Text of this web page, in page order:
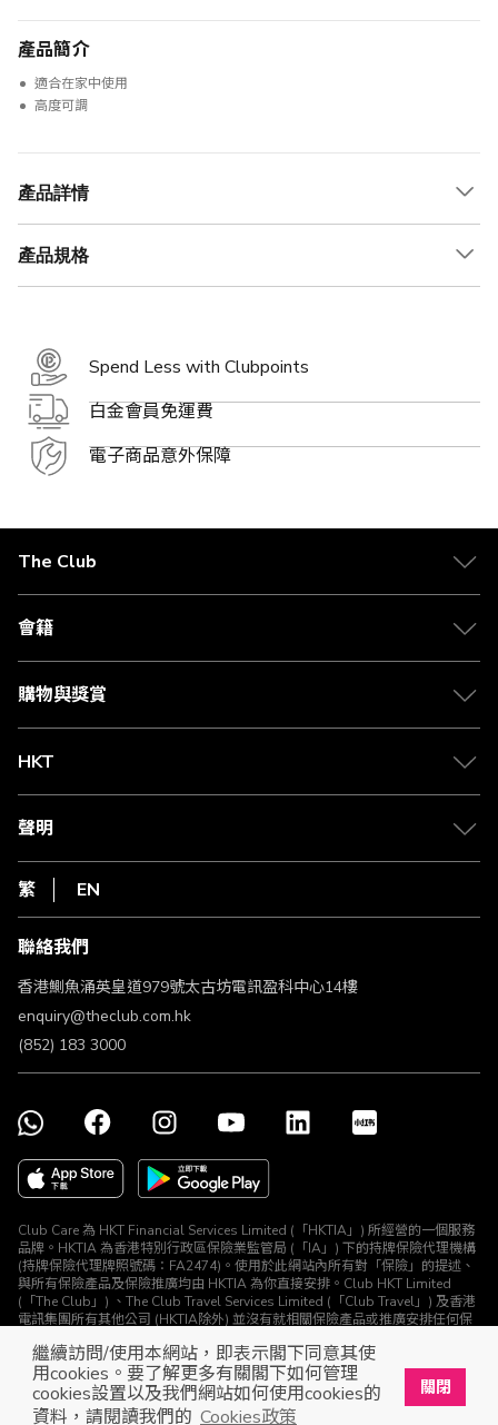
繼續訪問/使用本網站，即表示閣下同意其使
用cookies。要了解更多有關閣下如何管理
cookies設置以及我們網站如何使用cookies的
資料，請閱讀我們的 Cookies政策
關閉
產品簡介
適合在家中使用
高度可調
產品詳情
產品規格
Spend Less with Clubpoints
白金會員免運費
電子商品意外保障
The Club
關於 The Club
合作夥伴
媒體中心
會籍
會籍及專屬禮遇
賺取積分
購物與獎賞
物流與配送
Club Shopping 商品領取站
常見問題
HKT
csl.
1010
HKT
聲明
私隱聲明
使用條款
條款及細則
不歧視及不騷擾聲明
認可牌照及通告
繁 EN
聯絡我們
香港鰂魚涌英皇道979號太古坊電訊盈科中心14樓
enquiry@theclub.com.hk
(852) 183 3000
Club Care 為 HKT Financial Services Limited (「HKTIA」) 所經營的一個服務
品牌。HKTIA 為香港特別行政區保險業監管局 (「IA」) 下的持牌保險代理機構
(持牌保險代理牌照號碼：FA2474)。使用於此網站內所有對「保險」的提述、
與所有保險產品及保險推廣均由 HKTIA 為你直接安排。Club HKT Limited
(「The Club」) 、The Club Travel Services Limited (「Club Travel」) 及香港
電訊集團所有其他公司 (HKTIA除外) 並沒有就相關保險產品或推廣安排任何保
© The Club 2026. 保留所有權利
立即下載The Club手機app
展開屬於你的獎賞之旅
開啟